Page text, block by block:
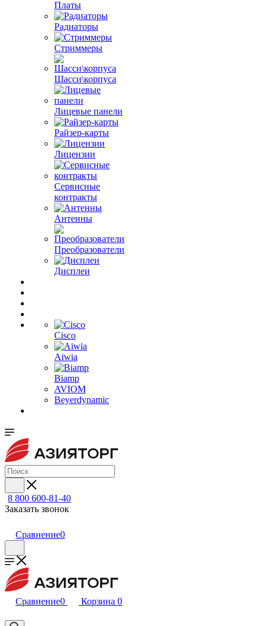
Платы
Радиаторы
Стриммеры
Шасси\корпуса
Лицевые панели
Райзер-карты
Лицензии
Сервисные
контракты
Антенны
Преобразователи
Дисплеи
Cisco
Aiwia
Biamp
AVIOM
Beyerdynamic
8 800 600-81-40
Заказать звонок
Сравнение0
Сравнение0 Корзина 0